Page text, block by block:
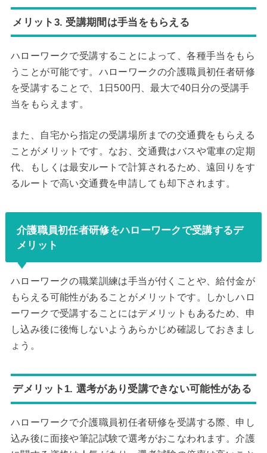
メリット3. 受講期間は手当をもらえる
ハローワークで受講することによって、各種手当をもら
うことが可能です。ハローワークの介護職員初任者研修
を受講することで、1日500円、最大で40日分の受講手
当をもらえます。
また、自宅から指定の受講場所までの交通費をもらえる
ことがメリットです。なお、交通費はバスや電車の定期
代、もしくは最安ルートで計算されるため、遠回りをす
るルートで高い交通費を申請しても却下されます。
介護職員初任者研修をハローワークで受講するデ
メリット
ハローワークの職業訓練は手当が付くことや、給付金が
もらえる可能性があることがメリットです。しかしハロ
ーワークで受講することにはデメリットもあるため、申
し込み後に後悔しないようあらかじめ確認しておきまし
ょう。
デメリット1. 選考があり受講できない可能性がある
ハローワークで介護職員初任者研修を受講する際、申し
込み後に面接や筆記試験で選考がおこなわれます。介護